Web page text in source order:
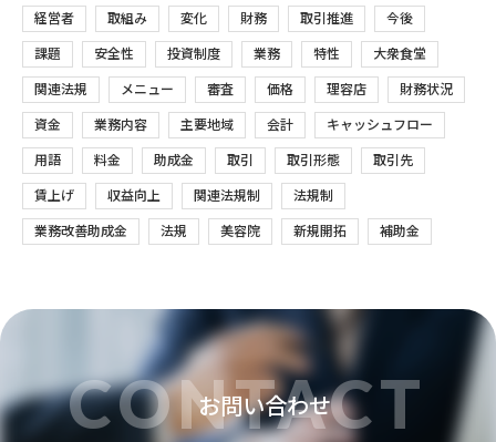
経営者 取組み 変化 財務 取引推進 今後
課題 安全性 投資制度 業務 特性 大衆食堂
関連法規 メニュー 審査 価格 理容店 財務状況
資金 業務内容 主要地域 会計 キャッシュフロー
用語 料金 助成金 取引 取引形態 取引先
賃上げ 収益向上 関連法規制 法規制
業務改善助成金 法規 美容院 新規開拓 補助金
CONTACT
お問い合わせ